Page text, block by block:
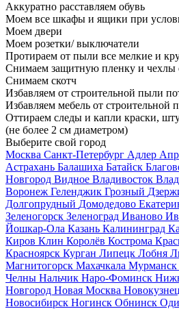
Аккуратно расставляем обувь
Моем все шкафы и ящики при
Моем двери
Моем розетки/ выключатели
Протираем от пыли все мелкие и
Снимаем защитную пленку и чехлы
Снимаем скотч
Избавляем от строительной пыли
Избавляем мебель от строительной
Оттираем следы и капли краски,
(не более 2 см диаметром)
Выберите свой город
Москва Санкт-Петербург Адлер
Астрахань Балашиха Батайск
Новгород Видное Владивосток
Воронеж Геленджик Грозный
Долгопрудный Домодедово
Зеленогорск Зеленоград Иваново
Йошкар-Ола Казань Калининград
Киров Клин Королёв Кострома
Красноярск Курган Липецк Лобня
Магнитогорск Махачкала Мурманск
Челны Нальчик Наро-Фоминск
Новгород Новая Москва
Новосибирск Ногинск Обнинск